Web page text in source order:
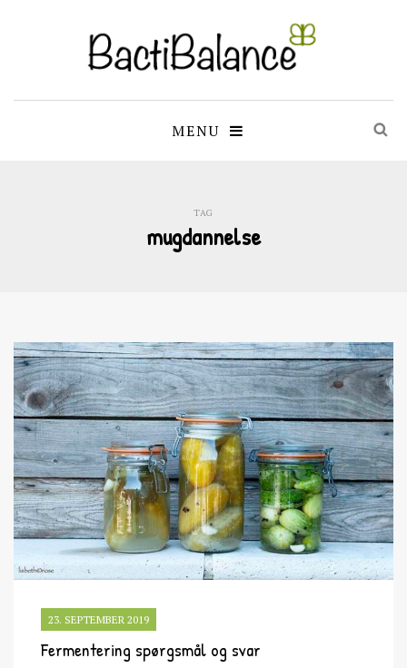
MENU
TAG
mugdannelse
23. SEPTEMBER 2019
Fermentering spørgsmål og svar